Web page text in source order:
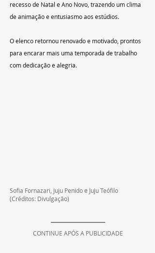
recesso de Natal e Ano Novo, trazendo um clima
de animação e entusiasmo aos estúdios.
O elenco retornou renovado e motivado, prontos
para encarar mais uma temporada de trabalho
com dedicação e alegria.
Sofia Fornazari, Juju Penido e Juju Teófilo
(Créditos: Divulgação)
CONTINUE APÓS A PUBLICIDADE